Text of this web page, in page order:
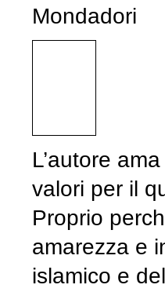
Mondadori
L’autore
valori per il
Proprio
amarezza e
islamico e